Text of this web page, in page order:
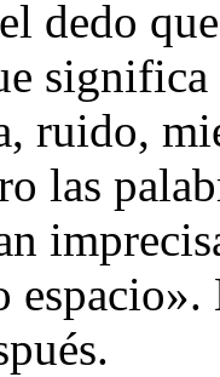
dedo
ruido,
las